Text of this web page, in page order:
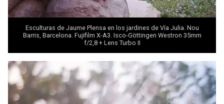
Esculturas de Jaume Plensa en los jardines de Vía Julia. Nou
Barris, Barcelona. Fujifilm X-A3. Isco-Göttingen Westron 35mm
f/2,8 + Lens Turbo II